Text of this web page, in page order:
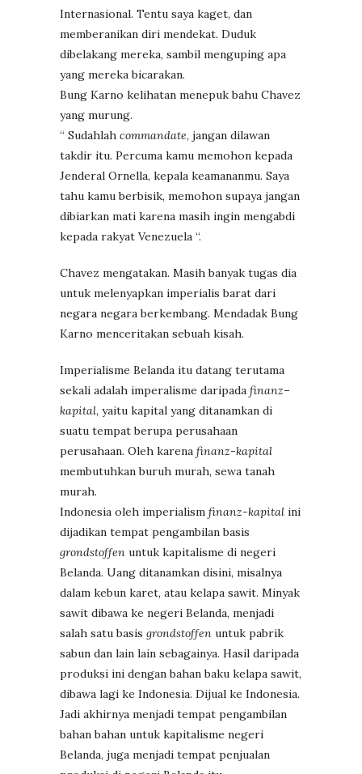
Internasional. Tentu saya kaget, dan
memberanikan diri mendekat. Duduk
dibelakang mereka, sambil menguping apa
yang mereka bicarakan.
Bung Karno kelihatan menepuk bahu Chavez
yang murung.
“ Sudahlah commandate, jangan dilawan
takdir itu. Percuma kamu memohon kepada
Jenderal Ornella, kepala keamananmu. Saya
tahu kamu berbisik, memohon supaya jangan
dibiarkan mati karena masih ingin mengabdi
kepada rakyat Venezuela “.
Chavez mengatakan. Masih banyak tugas dia
untuk melenyapkan imperialis barat dari
negara negara berkembang. Mendadak Bung
Karno menceritakan sebuah kisah.
Imperialisme Belanda itu datang terutama
sekali adalah imperalisme daripada finanz–
kapital, yaitu kapital yang ditanamkan di
suatu tempat berupa perusahaan
perusahaan. Oleh karena finanz-kapital
membutuhkan buruh murah, sewa tanah
murah.
Indonesia oleh imperialism finanz-kapital ini
dijadikan tempat pengambilan basis
grondstoffen untuk kapitalisme di negeri
Belanda. Uang ditanamkan disini, misalnya
dalam kebun karet, atau kelapa sawit. Minyak
sawit dibawa ke negeri Belanda, menjadi
salah satu basis grondstoffen untuk pabrik
sabun dan lain lain sebagainya. Hasil daripada
produksi ini dengan bahan baku kelapa sawit,
dibawa lagi ke Indonesia. Dijual ke Indonesia.
Jadi akhirnya menjadi tempat pengambilan
bahan bahan untuk kapitalisme negeri
Belanda, juga menjadi tempat penjualan